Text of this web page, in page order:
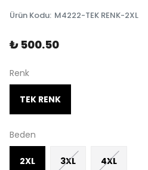
Ürün Kodu: M4222-TEK RENK-2XL
₺ 500.50
Renk
TEK RENK
Beden
2XL 3XL 4XL